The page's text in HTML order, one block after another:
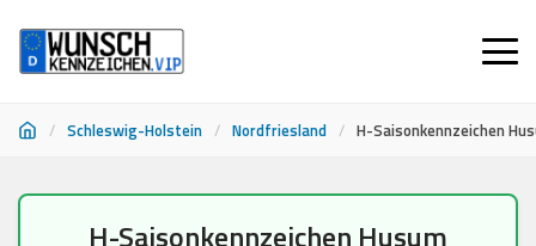
/ Schleswig-Holstein / Nordfriesland / H-Saisonkennzeichen
H-Saisonkennzeichen Husum